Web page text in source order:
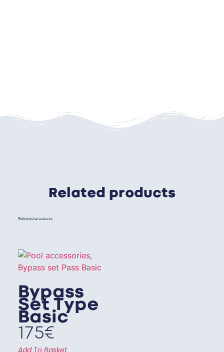
Related products
Related products
Bypass
Set Type
Basic
175€
Add To Basket